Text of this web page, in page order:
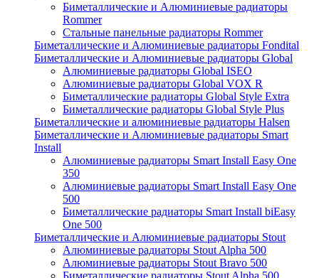
Биметаллические и Алюминиевые радиаторы
Rommer
Стальные панельные радиаторы Rommer
Биметаллические и Алюминиевые радиаторы Fondital
Биметаллические и Алюминиевые радиаторы Global
Алюминиевые радиаторы Global ISEO
Алюминиевые радиаторы Global VOX R
Биметаллические радиаторы Global Style Extra
Биметаллические радиаторы Global Style Plus
Биметаллические и алюминиевые радиаторы Halsen
Биметаллические и Алюминиевые радиаторы Smart
Install
Алюминиевые радиаторы Smart Install Easy One
350
Алюминиевые радиаторы Smart Install Easy One
500
Биметаллические радиаторы Smart Install biEasy
One 500
Биметаллические и Алюминиевые радиаторы Stout
Алюминиевые радиаторы Stout Alpha 500
Алюминиевые радиаторы Stout Bravo 500
Биметаллические радиаторы Stout Alpha 500